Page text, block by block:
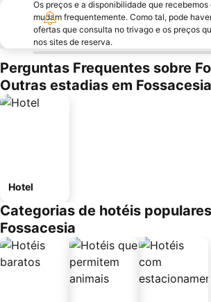
Os preços e a disponibilidade que recebemos
mudam frequentemente. Como tal, pode
ofertas que consulta no trivago e os preços
nos sites de reserva.
Perguntas Frequentes sobre
Outras estadias em Fossacesia
Hotel
Categorias de hotéis
Fossacesia